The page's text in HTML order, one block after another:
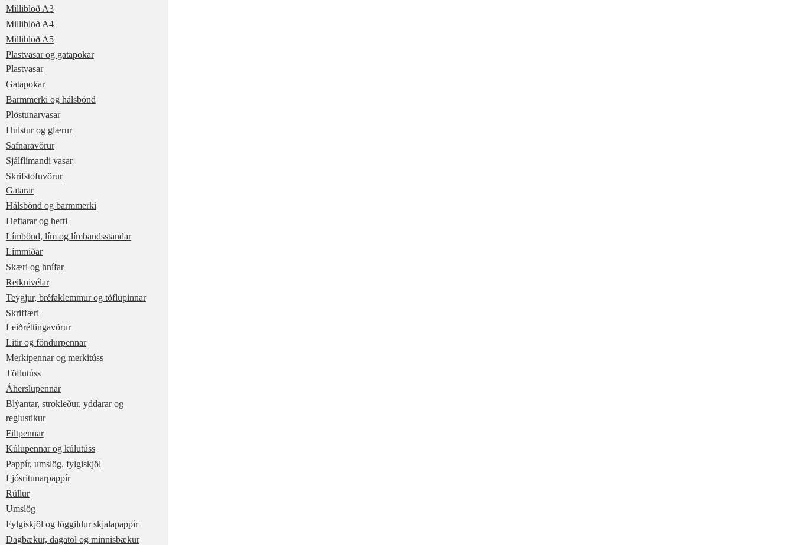
Milliblöð A3
Milliblöð A4
Milliblöð A5
Plastvasar og gatapokar
Plastvasar
Gatapokar
Barmmerki og hálsbönd
Plöstunarvasar
Hulstur og glærur
Safnaravörur
Sjálflímandi vasar
Skrifstofuvörur
Gatarar
Hálsbönd og barmmerki
Heftarar og hefti
Límbönd, lím og límbandsstandar
Límmiðar
Skæri og hnífar
Reiknivélar
Teygjur, bréfaklemmur og töflupinnar
Skriffæri
Leiðréttingavörur
Litir og föndurpennar
Merkipennar og merkitúss
Töflutúss
Áherslupennar
Blýantar, strokleður, yddarar og
reglustikur
Filtpennar
Kúlupennar og kúlutúss
Pappír, umslög, fylgiskjöl
Ljósritunarpappír
Rúllur
Umslög
Fylgiskjöl og löggildur skjalapappír
Dagbækur, dagatöl og minnisbækur